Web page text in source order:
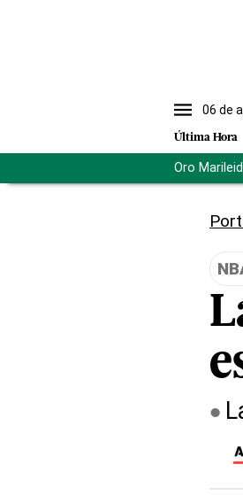
06 de
Última Hora
Oro